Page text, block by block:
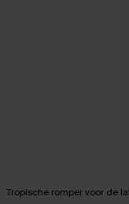
Tropische romper voor de